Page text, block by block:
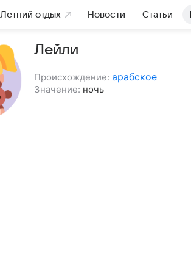
Летний отдых Новости Статьи
Лейли
Происхождение: арабское
Значение: ночь